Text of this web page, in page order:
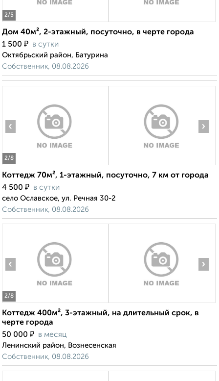
2/5
Дом 40м², 2-этажный, посуточно, в черте города
1 500 ₽ в сутки
Октябрьский район, Батурина
Собственник, 08.08.2026
2/8
‹ ›
Коттедж 70м², 1-этажный, посуточно, 7 км от города
4 500 ₽ в сутки
село Ославское, ул. Речная 30-2
Собственник, 08.08.2026
2/8
‹ ›
Коттедж 400м², 3-этажный, на длительный срок, в
черте города
50 000 ₽ в месяц
Ленинский район, Вознесенская
Собственник, 08.08.2026